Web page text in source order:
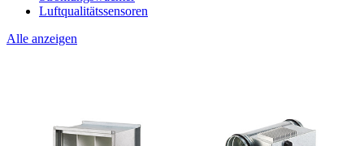
Luftqualitätssensoren
Alle anzeigen